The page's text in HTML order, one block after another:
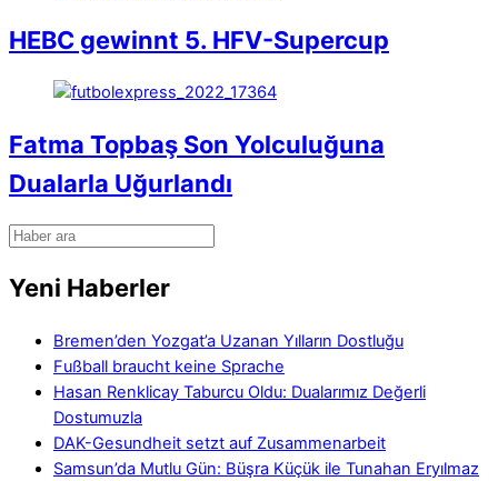
HEBC gewinnt 5. HFV-Supercup
Fatma Topbaş Son Yolculuğuna
Dualarla Uğurlandı
Yeni Haberler
Bremen’den Yozgat’a Uzanan Yılların Dostluğu
Fußball braucht keine Sprache
Hasan Renklicay Taburcu Oldu: Dualarımız Değerli
Dostumuzla
DAK-Gesundheit setzt auf Zusammenarbeit
Samsun’da Mutlu Gün: Büşra Küçük ile Tunahan Eryılmaz